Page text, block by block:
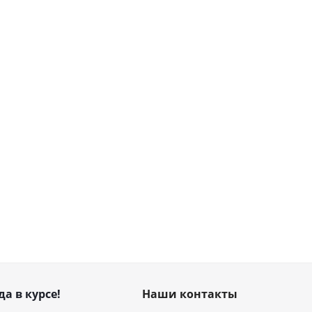
в курсе! Наши контакты